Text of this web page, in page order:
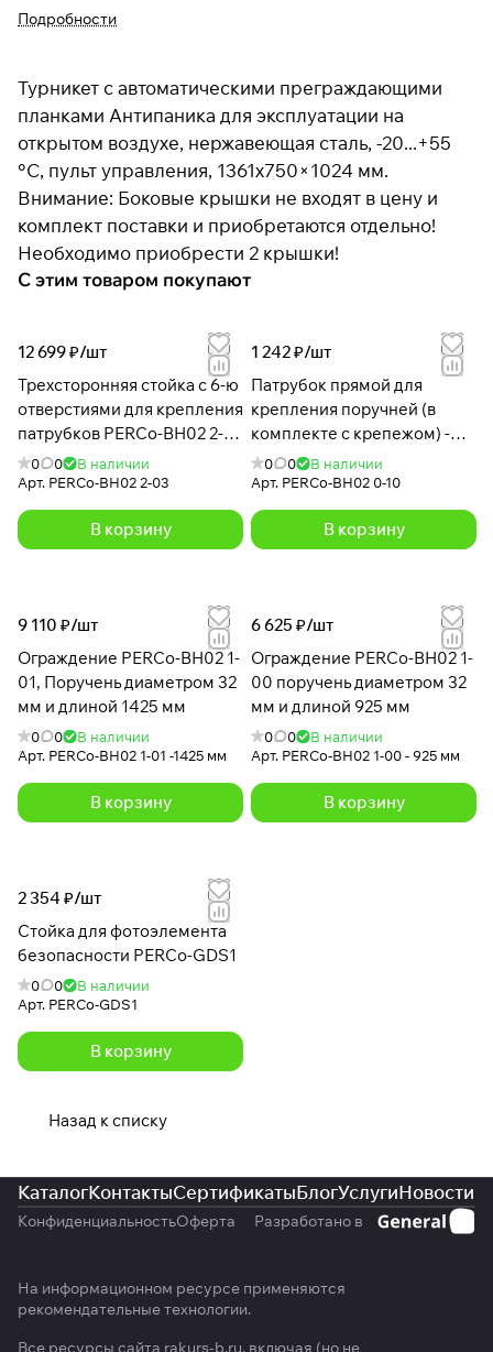
Подробности
Турникет с автоматическими преграждающими
планками Антипаника для эксплуатации на
открытом воздухе, нержавеющая сталь, -20...+55
°C, пульт управления, 1361х750×1024 мм.
Внимание: Боковые крышки не входят в цену и
комплект поставки и приобретаются отдельно!
Необходимо приобрести 2 крышки!
С этим товаром покупают
12 699 ₽/шт
Трехсторонняя стойка с 6-ю
отверстиями для крепления
патрубков PERCo-BH02 2-
03 с крышкой
0 0
В наличии
Арт. PERCo-BH02 2-03
В корзину
1 242 ₽/шт
Патрубок прямой для
крепления поручней (в
комплекте с крепежом) -
BH02 0-10
0 0
В наличии
Арт. PERCo-BH02 0-10
В корзину
9 110 ₽/шт
Ограждение PERCo-BH02 1-
01, Поручень диаметром 32
мм и длиной 1425 мм
0 0
В наличии
Арт. PERCo-BH02 1-01 -1425 мм
В корзину
6 625 ₽/шт
Ограждение PERCo-BH02 1-
00 поручень диаметром 32
мм и длиной 925 мм
0 0
В наличии
Арт. PERCo-BH02 1-00 - 925 мм
В корзину
2 354 ₽/шт
Стойка для фотоэлемента
безопасности PERCo-GDS1
0 0
В наличии
Арт. PERCo-GDS1
В корзину
Назад к списку
КаталогКонтактыСертификатыБлогУслугиНовости
КонфиденциальностьОферта Разработано в
На информационном ресурсе применяются
рекомендательные технологии.
Все ресурсы сайта rakurs-b.ru, включая (но не